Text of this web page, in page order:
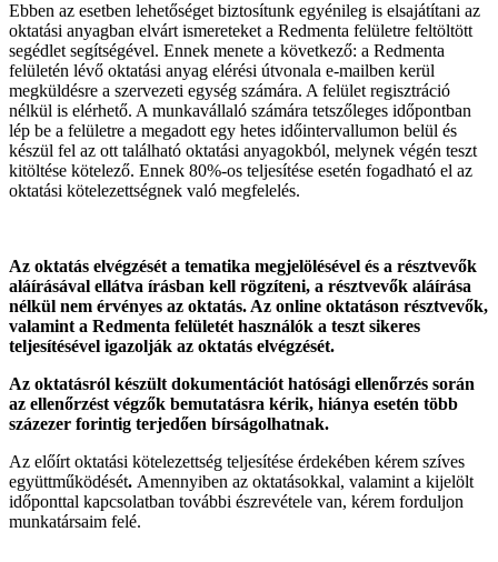
Ebben az esetben lehetőséget biztosítunk egyénileg is elsajátítani az
oktatási anyagban elvárt ismereteket a Redmenta felületre feltöltött
segédlet segítségével. Ennek menete a következő: a Redmenta
felületén lévő oktatási anyag elérési útvonala e-mailben kerül
megküldésre a szervezeti egység számára. A felület regisztráció
nélkül is elérhető. A munkavállaló számára tetszőleges időpontban
lép be a felületre a megadott egy hetes időintervallumon belül és
készül fel az ott található oktatási anyagokból, melynek végén teszt
kitöltése kötelező. Ennek 80%-os teljesítése esetén fogadható el az
oktatási kötelezettségnek való megfelelés.
Az oktatás elvégzését a tematika megjelölésével és a résztvevők
aláírásával ellátva írásban kell rögzíteni, a résztvevők aláírása
nélkül nem érvényes az oktatás. Az online oktatáson résztvevők,
valamint a Redmenta felületét használók a teszt sikeres
teljesítésével igazolják az oktatás elvégzését.
Az oktatásról készült dokumentációt hatósági ellenőrzés során
az ellenőrzést végzők bemutatásra kérik, hiánya esetén több
százezer forintig terjedően bírságolhatnak.
Az előírt oktatási kötelezettség teljesítése érdekében kérem szíves
együttműködését. Amennyiben az oktatásokkal, valamint a kijelölt
időponttal kapcsolatban további észrevétele van, kérem forduljon
munkatársaim felé.